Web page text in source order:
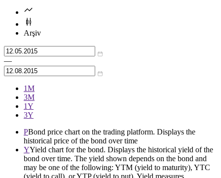
Arşiv
—
1М
3М
1Y
3Y
PBond price chart on the trading platform. Displays the
historical price of the bond over time
YYield chart for the bond. Displays the historical yield of the
bond over time. The yield shown depends on the bond and
may be one of the following: YTM (yield to maturity), YTC